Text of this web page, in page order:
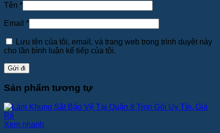
Tên *
Email *
Lưu tên của tôi, email, và trang web trong trình duyệt này
cho lần bình luận kế tiếp của tôi.
Sản phẩm tương tự
Xem nhanh